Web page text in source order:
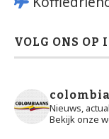
VOLG ONS OP
Nieuws,
Bekijk onze